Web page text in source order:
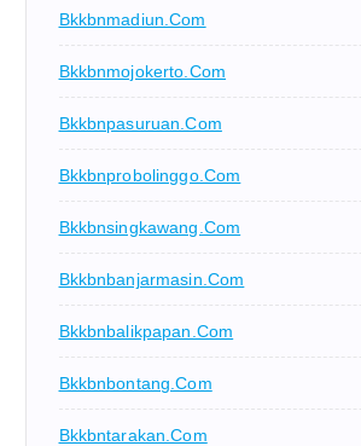
Bkkbnmadiun.com
Bkkbnmojokerto.com
Bkkbnpasuruan.com
Bkkbnprobolinggo.com
Bkkbnsingkawang.com
Bkkbnbanjarmasin.com
Bkkbnbalikpapan.com
Bkkbnbontang.com
Bkkbntarakan.com